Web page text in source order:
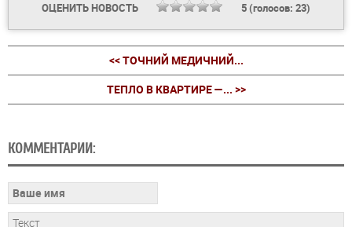
ОЦЕНИТЬ НОВОСТЬ 5(голосов: 23)
<< ТОЧНИЙ МЕДИЧНИЙ...
ТЕПЛО В КВАРТИРЕ —... >>
КОММЕНТАРИИ: